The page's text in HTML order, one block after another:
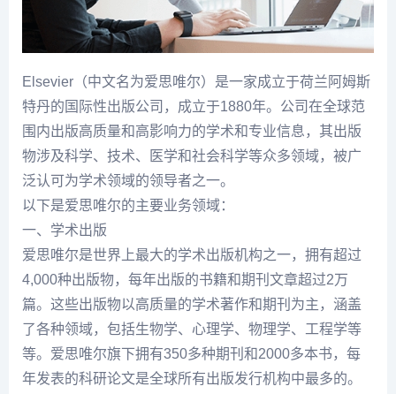
Elsevier（中文名为爱思唯尔）是一家成立于荷兰阿姆斯
特丹的国际性出版公司，成立于1880年。公司在全球范
围内出版高质量和高影响力的学术和专业信息，其出版
物涉及科学、技术、医学和社会科学等众多领域，被广
泛认可为学术领域的领导者之一。
以下是爱思唯尔的主要业务领域：
一、学术出版
爱思唯尔是世界上最大的学术出版机构之一，拥有超过
4,000种出版物，每年出版的书籍和期刊文章超过2万
篇。这些出版物以高质量的学术著作和期刊为主，涵盖
了各种领域，包括生物学、心理学、物理学、工程学等
等。爱思唯尔旗下拥有350多种期刊和2000多本书，每
年发表的科研论文是全球所有出版发行机构中最多的。